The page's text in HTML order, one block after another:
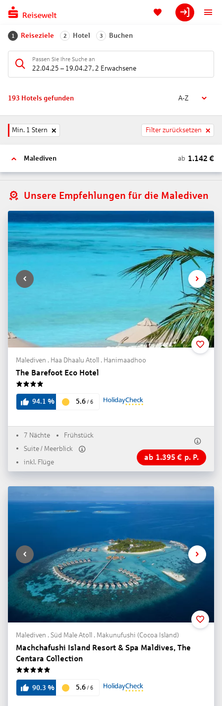
1 Reiseziele 2 Hotel 3 Buchen
Passen Sie Ihre Suche an
22.04.25 – 19.04.27, 2 Erwachsene
193 Hotels gefunden A-Z
Min. 1 Stern Filter zurücksetzen
Malediven ab 1.142 €
Unsere Empfehlungen für die Malediven
Malediven . Haa Dhaalu Atoll . Hanimaadhoo
The Barefoot Eco Hotel
94.1 % 5.6 / 6
7 Nächte
Frühstück
Suite / Meerblick
inkl. Flüge
ab 1.395 € p. P.
Malediven . Süd Male Atoll . Makunufushi (Cocoa Island)
Machchafushi Island Resort & Spa Maldives, The
Centara Collection
5
90.3 % 5.6 / 6